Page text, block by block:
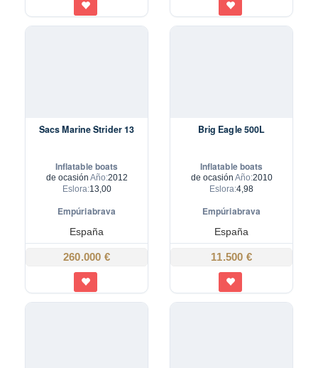
Sacs Marine Strider 13
Inflatable boats
de ocasión Año:2012
Eslora:13,00
Empúriabrava
España
260.000 €
Brig Eagle 500L
Inflatable boats
de ocasión Año:2010
Eslora:4,98
Empúriabrava
España
11.500 €